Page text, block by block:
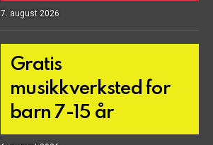
7. august 2026
Gratis
musikkverksted for
barn 7-15 år